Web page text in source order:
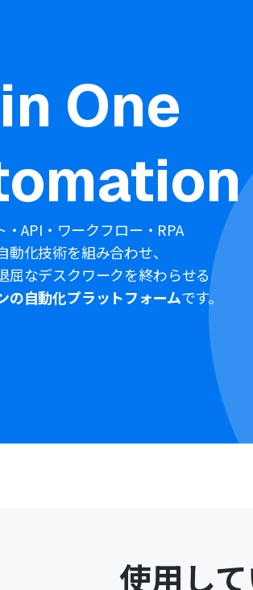
One
・API・ワークフロー・RPA
動化技術を組み合わせ、
屈なデスクワークを終わらせる
の自動化プラットフォームです。
使用し